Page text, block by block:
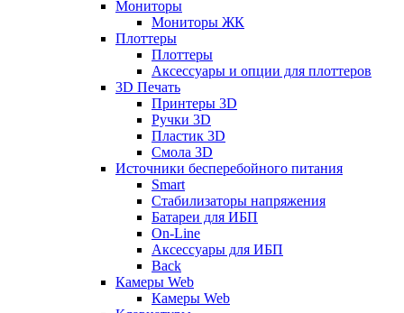
Мониторы
Мониторы ЖК
Плоттеры
Плоттеры
Аксессуары и опции для плоттеров
3D Печать
Принтеры 3D
Ручки 3D
Пластик 3D
Смола 3D
Источники бесперебойного питания
Smart
Стабилизаторы напряжения
Батареи для ИБП
On-Line
Аксессуары для ИБП
Back
Камеры Web
Камеры Web